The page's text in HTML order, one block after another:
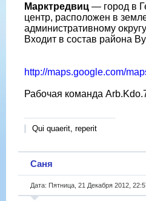
Марктредвиц — город в
центр, расположен в
административному
Входит в состав района
http://maps.google.com/
Рабочая команда
Qui quaerit, reperit
Саня
Дата: Пятница, 21 Декабря 2012,